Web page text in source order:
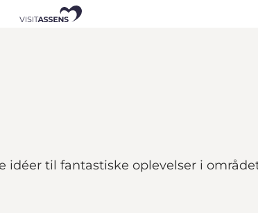
idéer til fantastiske oplevelser i